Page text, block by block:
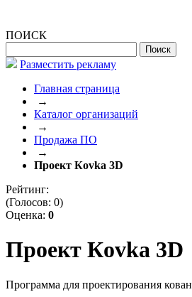
ПОИСК
Разместить рекламу
Главная страница
→
Каталог организаций
→
Продажа ПО
→
Проект Кovka 3D
Рейтинг:
(Голосов: 0)
Оценка: 0
Проект Кovka 3D
Программа для проектирования